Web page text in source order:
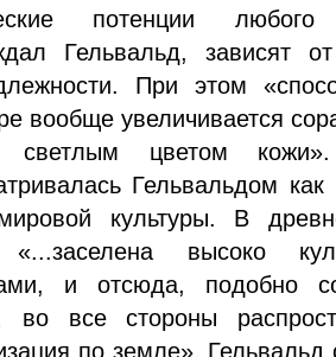
потенции любого
Гельвальд, зависят
При этом
вообще увеличивается
светлым цветом
Гельвальдом как
культуры. В
высоко
и отсюда, подобно
во все стороны
по земле». Гельвальд